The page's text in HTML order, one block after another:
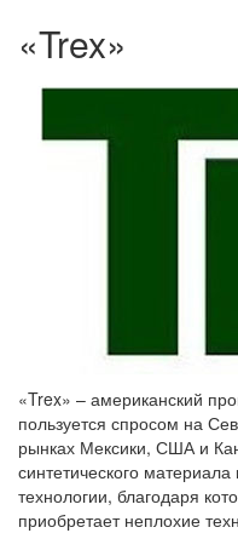
«Trex»
«Trex» – американский
пользуется спросом на
рынках Мексики, США и
синтетического
технологии, благодаря
приобретает неплохие